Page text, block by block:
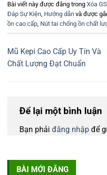
Bài viết này được đăng trong Xóa
Đáp Sự Kiện, Hướng dẫn và được
ồn cao cấp, Nút tai chống ồn chất
Mũ Kepi Cao Cấp Uy Tín Và
Chất Lượng Đạt Chuẩn
Để lại một bình luận
Bạn phải đăng nhập để
BÀI MỚI ĐĂNG